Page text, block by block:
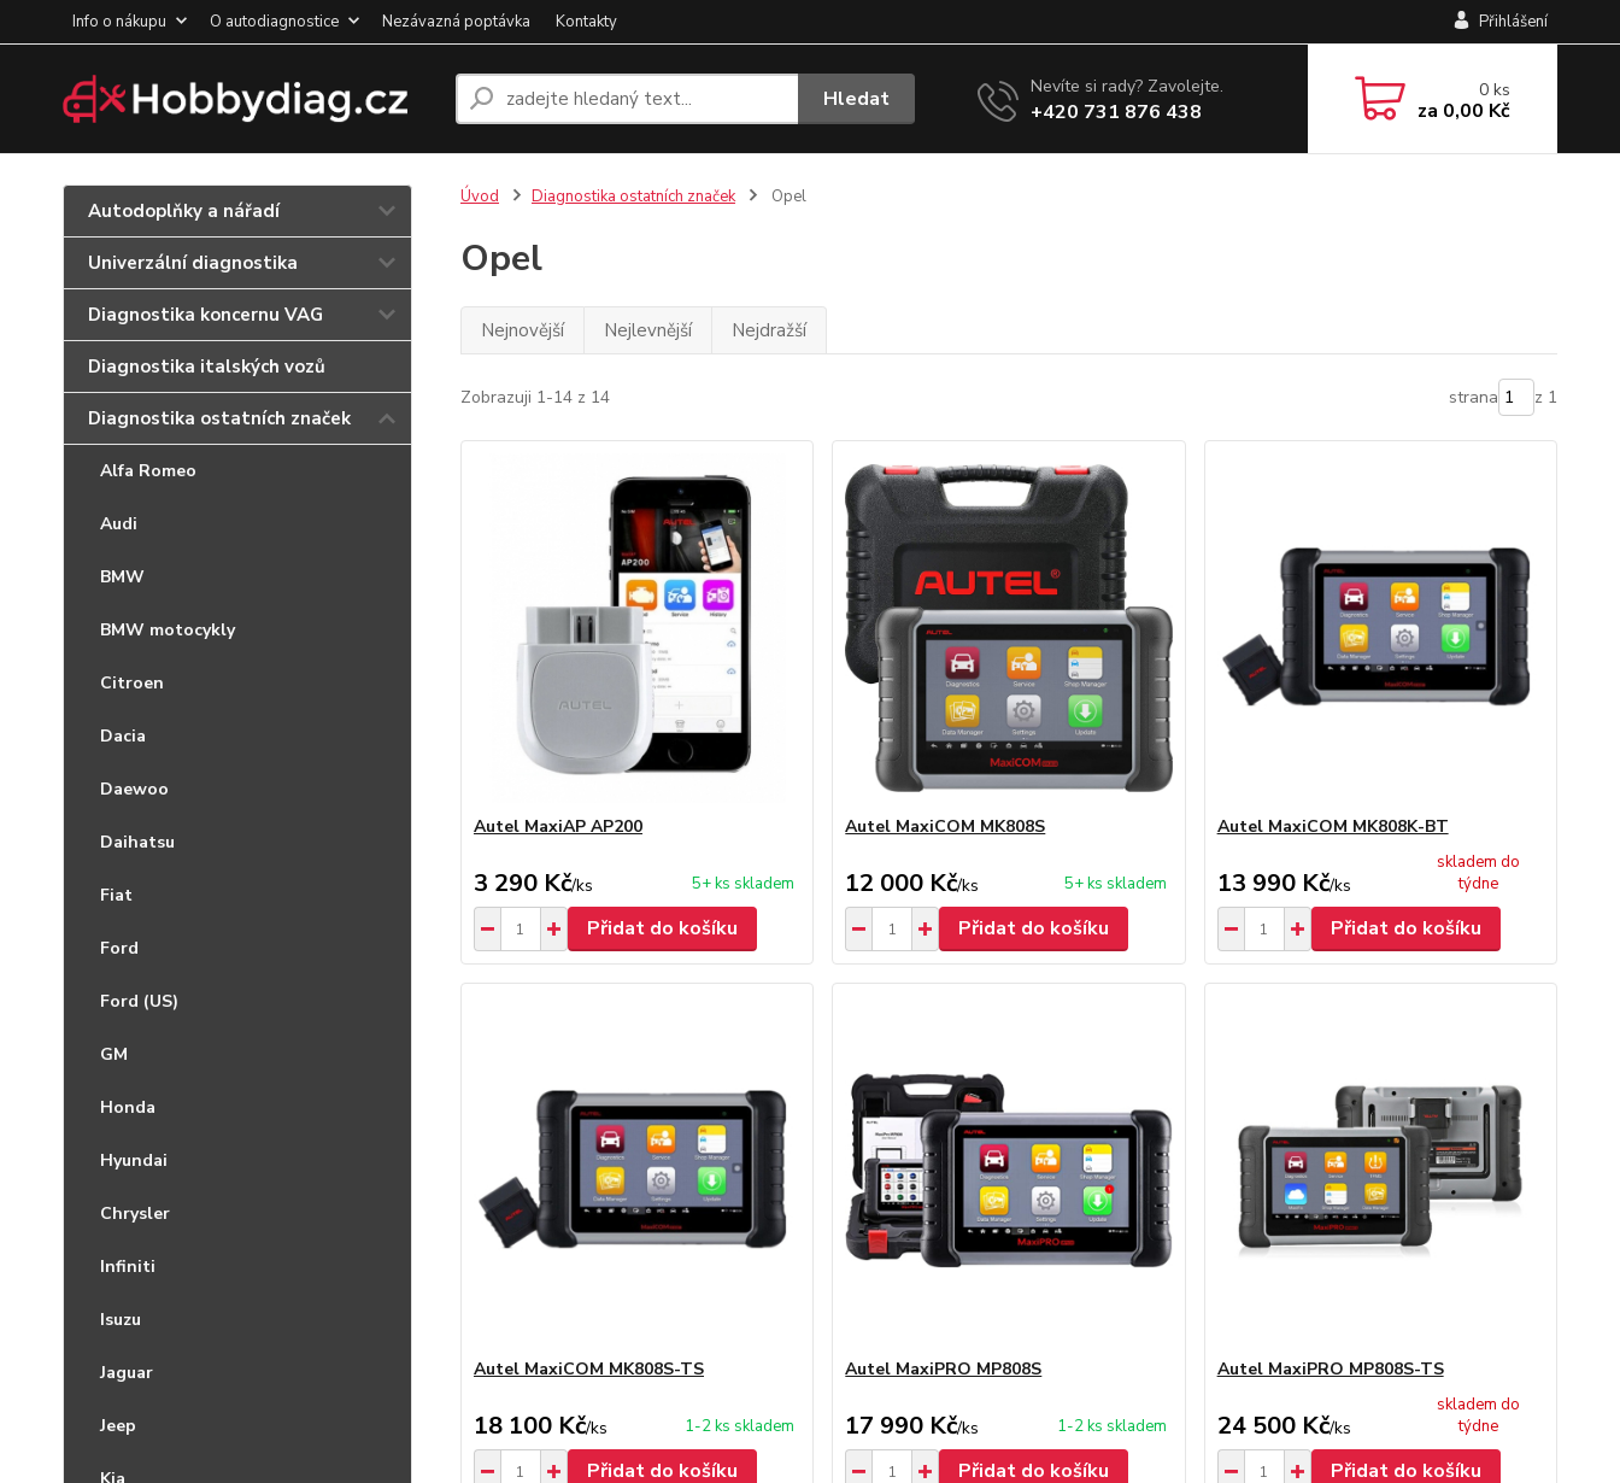
Info o nákupu O autodiagnostice Nezávazná poptávka Kontakty Přihlášení
Hledat Nevíte si rady? Zavolejte.
+420 731 876 438
0ks
za 0,00 Kč
Autodoplňky a nářadí
Univerzální diagnostika
Diagnostika koncernu VAG
Diagnostika italských vozů
Diagnostika ostatních značek
Alfa Romeo
Audi
BMW
BMW motocykly
Citroen
Dacia
Daewoo
Daihatsu
Fiat
Ford
Ford (US)
GM
Honda
Hyundai
Chrysler
Infiniti
Isuzu
Jaguar
Jeep
Úvod Diagnostika ostatních značek Opel
Opel
Nejnovější Nejlevnější Nejdražší
Zobrazuji 1-14 z 14 strana z 1
Autel MaxiAP AP200
3 290 Kč/ks 5+ ks skladem
Přidat do košíku
Autel MaxiCOM MK808S
12 000 Kč/ks 5+ ks skladem
Přidat do košíku
Autel MaxiCOM MK808K-BT
13 990 Kč/ks
skladem do
týdne
Přidat do košíku
Autel MaxiCOM MK808S-TS
18 100 Kč/ks 1-2 ks skladem
Přidat do košíku
Autel MaxiPRO MP808S
17 990 Kč/ks 1-2 ks skladem
Přidat do košíku
Autel MaxiPRO MP808S-TS
24 500 Kč/ks
skladem do
týdne
Přidat do košíku